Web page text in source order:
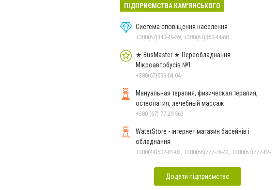
ПІДПРИЄМСТВА КАМ'ЯНСЬКОГО
Система сповіщення населення
+380(67)340-49-59, +380(67)350-44-68
★ BusMaster ★ Переобладнання
Мікроавтобусів №1
+380(67)599-04-04
Мануальная терапия, физическая терапия,
остеопатия, лечебный массаж
+380 (67) 77-29-563
WaterStore - інтернет магазин басейнів і
обладнання
Додати підприємство